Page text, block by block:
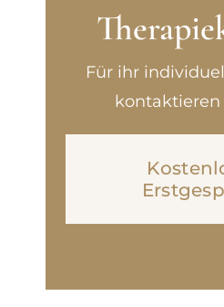
Für ihr
kontaktieren